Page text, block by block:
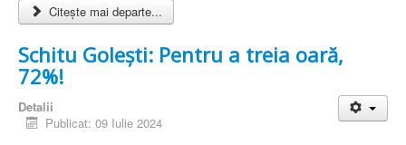
Citește mai departe...
Schitu Golești: Pentru a treia oară,
72%!
Detalii
Publicat: 09 Iulie 2024